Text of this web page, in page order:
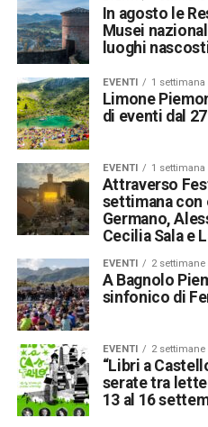
In agosto le
Musei
luoghi
EVENTI 1 settimana
Limone
di eventi dal
EVENTI 1 settimana
Attraverso
settimana con
Germano,
Cecilia Sala e
EVENTI 2 settimane
A Bagnolo
sinfonico di
EVENTI 2 settimane
“Libri a
serate tra
13 al 16